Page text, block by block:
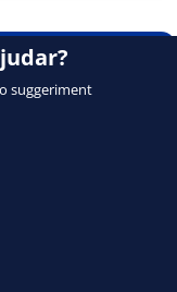
suggeriment